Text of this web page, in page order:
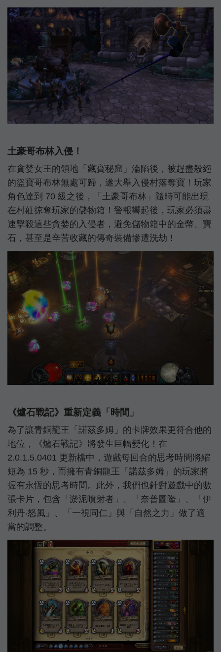
土豪哥布林入侵！
在貪婪女王的領地「藏寶秘窟」淪陷後，被趕盡殺絕
的盜寶哥布林無處可歸，遂大舉入侵村落奪寶！玩家
角色達到 70 級之後，「土豪哥布林」隨時可能出現
在村莊掠奪玩家的儲物箱！警報響起後，玩家必須盡
速擊殺這些貪婪的入侵者，避免儲物箱中的金幣、寶
石，甚至是辛苦收藏的傳奇裝備慘遭洗劫！
《爐石戰記》重新定義「時間」
為了讓青銅龍王「諾茲多姆」的卡牌效果更符合他的
地位，《爐石戰記》將發生巨幅變化！在
2.0.1.5.0401 更新檔中，遊戲每回合的思考時間將縮
短為 15 秒，而擁有青銅龍王「諾茲多姆」的玩家將
握有永恆的思考時間。此外，我們也針對遊戲中的數
張卡片，包含「淤泥噴射者」、「奈普圖隆」、「伊
利丹‧怒風」、「一視同仁」與「自然之力」做了適
當的調整。